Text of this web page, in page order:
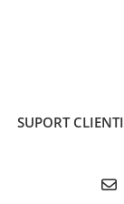
Step 4
SUPORT CLIENTI